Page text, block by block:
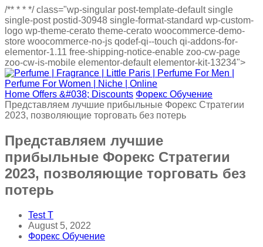
/** * * */class="wp-singular post-template-default single
single-post postid-30948 single-format-standard wp-custom-
logo wp-theme-cerato theme-cerato woocommerce-demo-
store woocommerce-no-js qodef-qi--touch qi-addons-for-
elementor-1.11 free-shipping-notice-enable zoo-cw-page
zoo-cw-is-mobile elementor-default elementor-kit-13234">
Home Offers &#038; Discounts Форекс Обучение
Представляем лучшие прибыльные Форекс Стратегии
2023, позволяющие торговать без потерь
Представляем лучшие
прибыльные Форекс Стратегии
2023, позволяющие торговать без
потерь
Test T
August 5, 2022
Форекс Обучение